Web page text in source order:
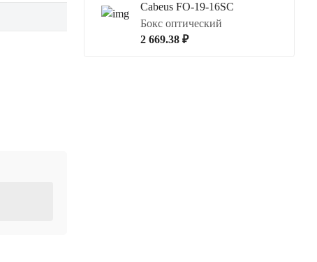
Cabeus FO-19-16SC
Бокс оптический
2 669.38 ₽